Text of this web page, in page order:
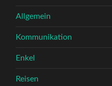
Allgemein
Kommunikation
Enkel
Reisen